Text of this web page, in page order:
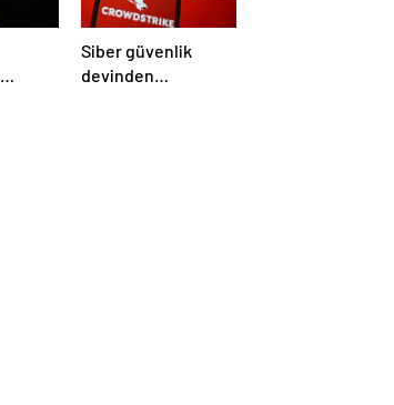
Siber güvenlik
devinden